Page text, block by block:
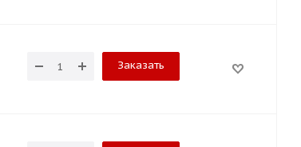
Заказать